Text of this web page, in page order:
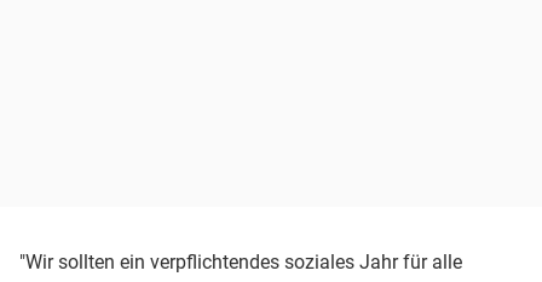
"Wir sollten ein verpflichtendes soziales Jahr für alle